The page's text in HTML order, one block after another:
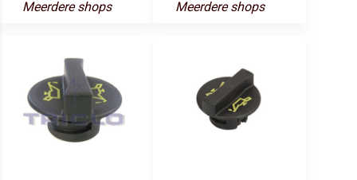
Meerdere shops
Meerdere shops